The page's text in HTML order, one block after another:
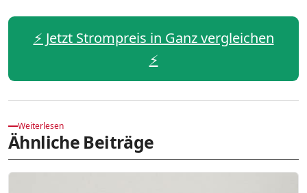
⚡️ Jetzt Strompreis in Ganz vergleichen
⚡️
Weiterlesen
Ähnliche Beiträge